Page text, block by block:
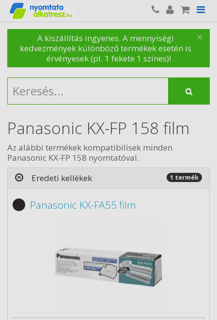
×
A kiszállítás ingyenes. A mennyiségi
kedvezmények különböző termékek esetén is
érvényesek (pl. 1 fekete 1 színes)!
Panasonic KX-FP 158 film
Az alábbi termékek kompatibilisek minden
Panasonic KX-FP 158 nyomtatóval.
Eredeti kellékek
1 termék
Panasonic KX-FA55 film